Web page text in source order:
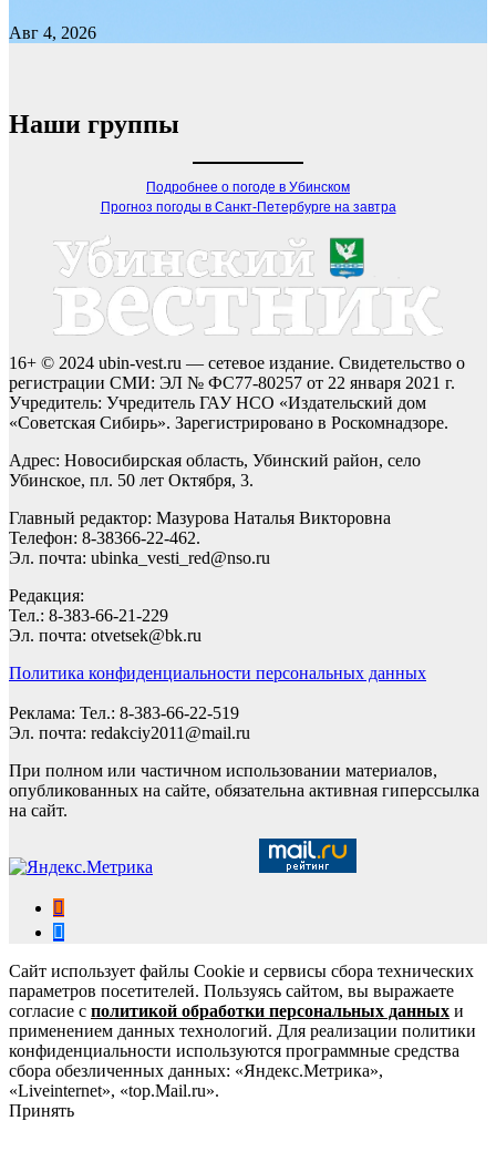
Авг 4, 2026
Наши группы
Подробнее о погоде в Убинском
Прогноз погоды в Санкт-Петербурге на завтра
16+ © 2024 ubin-vest.ru — сетевое издание. Свидетельство о
регистрации СМИ: ЭЛ № ФС77-80257 от 22 января 2021 г.
Учредитель: Учредитель ГАУ НСО «Издательский дом
«Советская Сибирь». Зарегистрировано в Роскомнадзоре.
Адрес: Новосибирская область, Убинский район, село
Убинское, пл. 50 лет Октября, 3.
Главный редактор: Мазурова Наталья Викторовна
Телефон: 8-38366-22-462.
Эл. почта: ubinka_vesti_red@nso.ru
Редакция:
Тел.: 8-383-66-21-229
Эл. почта: otvetsek@bk.ru
Политика конфиденциальности персональных данных
Реклама: Тел.: 8-383-66-22-519
Эл. почта: redakciy2011@mail.ru
При полном или частичном использовании материалов,
опубликованных на сайте, обязательна активная гиперссылка
на сайт.
Сайт использует файлы Cookie и сервисы сбора технических
параметров посетителей. Пользуясь сайтом, вы выражаете
согласие с политикой обработки персональных данных и
применением данных технологий. Для реализации политики
конфиденциальности используются программные средства
сбора обезличенных данных: «Яндекс.Метрика»,
«Liveinternet», «top.Mail.ru».
Принять